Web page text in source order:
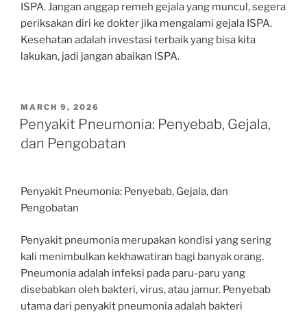
ISPA. Jangan anggap remeh gejala yang muncul, segera
periksakan diri ke dokter jika mengalami gejala ISPA.
Kesehatan adalah investasi terbaik yang bisa kita
lakukan, jadi jangan abaikan ISPA.
POSTED
ON
MARCH 9, 2026
Penyakit Pneumonia: Penyebab, Gejala,
dan Pengobatan
Penyakit Pneumonia: Penyebab, Gejala, dan
Pengobatan
Penyakit pneumonia merupakan kondisi yang sering
kali menimbulkan kekhawatiran bagi banyak orang.
Pneumonia adalah infeksi pada paru-paru yang
disebabkan oleh bakteri, virus, atau jamur. Penyebab
utama dari penyakit pneumonia adalah bakteri